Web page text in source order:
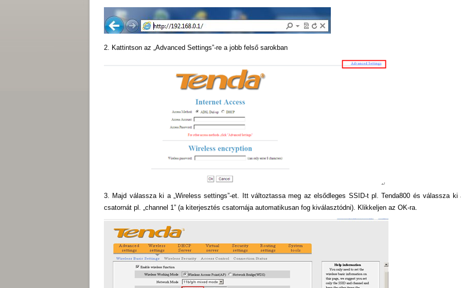
2. Kattintson az „Advanced Settings”-re a jobb felső sarokban
3. Majd válassza ki a „Wireless settings”-et. Itt változtassa meg az elsődleges SSID-t pl. Tenda800 és válassza ki
csatornát pl. „channel 1” (a kiterjesztés csatornája automatikusan fog kiválasztódni). Klikkeljen az OK-ra.